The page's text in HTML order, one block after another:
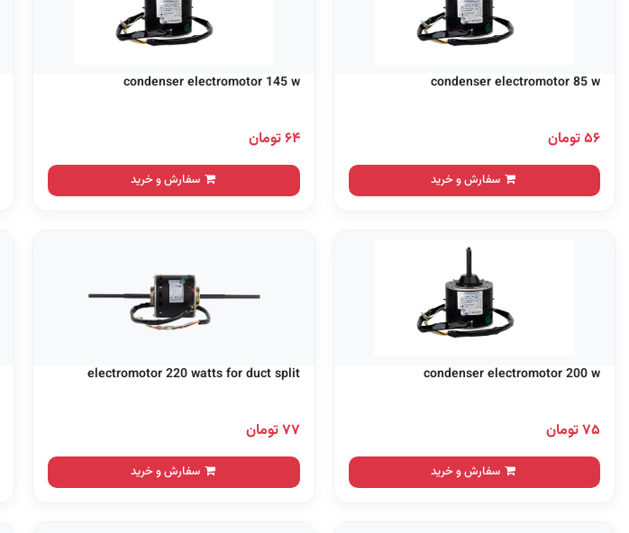
condenser electromotor 85 w
۵۶ تومان
سفارش و خرید
condenser electromotor 145 w
۶۴ تومان
سفارش و خرید
condenser electromotor 200 w
۷۵ تومان
سفارش و خرید
electromotor 220 watts for duct split
۷۷ تومان
سفارش و خرید